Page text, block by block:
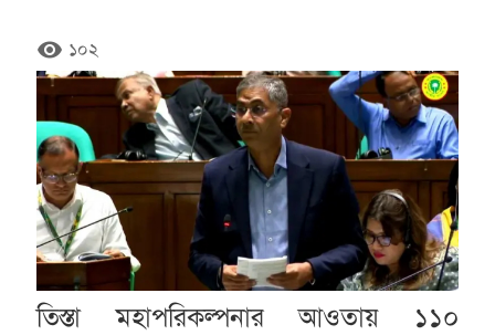
remove_red_eye ১০২
তিস্তা মহাপরিকল্পনার আওতায় ১১০